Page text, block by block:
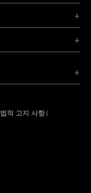
법적 고지 사항|